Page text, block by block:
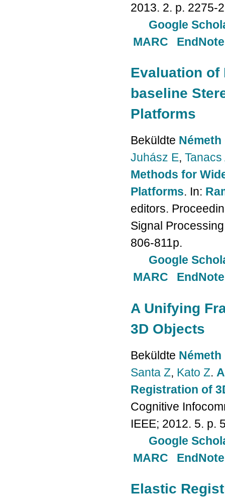
2013. 2. p. 2275-
Google
MARC
Evaluation of
baseline
Platforms
Beküldte Németh
Juhász E, Tanacs
Methods for
Platforms. In:
editors.
Signal
806-811p.
Google
MARC
A Unifying
3D Objects
Beküldte Németh
Santa Z, Kato Z.
Registration of
Cognitive
IEEE; 2012. 5. p.
Google
MARC
Elastic